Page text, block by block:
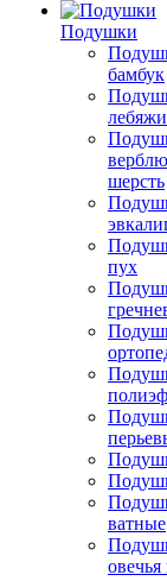
Подушки
бамбук
шерсть
пух
ватные